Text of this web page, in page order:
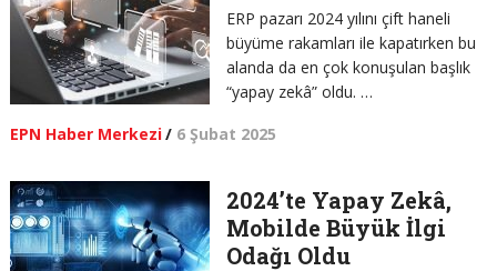
ERP pazarı 2024 yılını çift haneli
büyüme rakamları ile kapatırken bu
alanda da en çok konuşulan başlık
“yapay zekâ” oldu. …
EPN Haber Merkezi/ 6 Şubat 2025
2024’te Yapay Zekâ,
Mobilde Büyük İlgi
Odağı Oldu